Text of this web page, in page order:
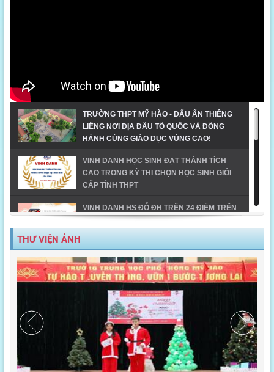
TRƯỜNG THPT MỸ HÀO - DẤU ẤN THIÊNG
LIÊNG NƠI ĐỊA ĐẦU TỔ QUỐC VÀ ĐỒNG
HÀNH CÙNG GIÁO DỤC VÙNG CAO!
VINH DANH HỌC SINH ĐẠT THÀNH TÍCH
CAO TRONG KỲ THI CHỌN HỌC SINH GIỎI
CẤP TỈNH THPT
VINH DANH HS ĐỖ ĐH TRÊN 24 ĐIỂM TRÊN
ĐỊA BÀN TX MỸ HÀO-NĂM 2023
MỸ HÀO VINH DANH HỌC SINH GIỎI CẤP
TỈNH NĂM HỌC 2023-2024
TIẾT MỤC ĐOẠT GIẢI NHẤT DÂN VŨ CÔNG
ĐOÀN NGÀNH GD_CĐ TRƯỜNG THPT MỸ
MỸ HÀO - ĐIỂM SÁNG TRONG CHUYỂN ĐỔI
SỐ
THƯ VIỆN ẢNH